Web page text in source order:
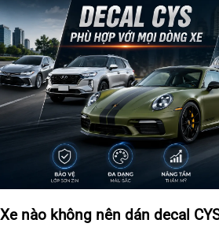
Xe nào không nên dán decal